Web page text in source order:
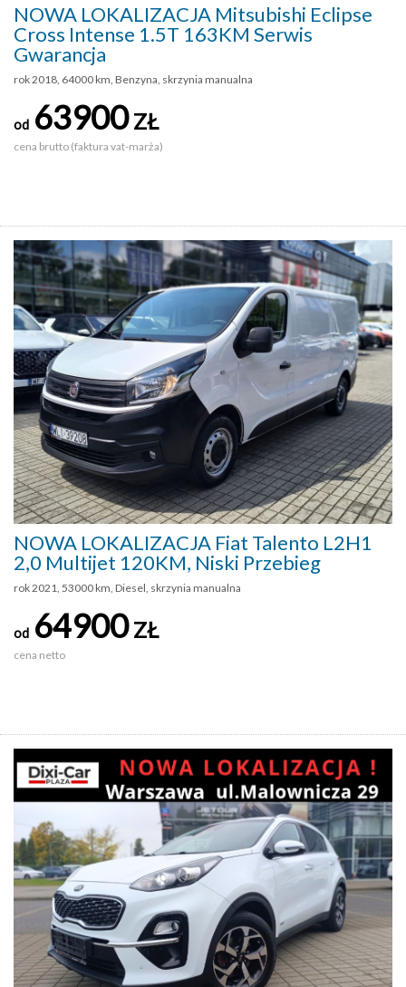
NOWA LOKALIZACJA Mitsubishi Eclipse
Cross Intense 1.5T 163KM Serwis
Gwarancja
rok 2018, 64000 km, Benzyna, skrzynia manualna
od 63900ZŁ
cena brutto (faktura vat-marża)
NOWA LOKALIZACJA Fiat Talento L2H1
2,0 Multijet 120KM, Niski Przebieg
rok 2021, 53000 km, Diesel, skrzynia manualna
od 64900ZŁ
cena netto